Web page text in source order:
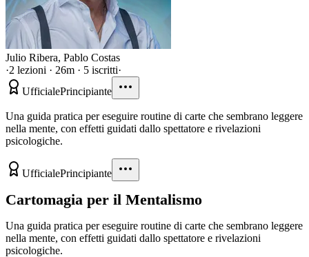
Julio Ribera, Pablo Costas
·2 lezioni · 26m · 5 iscritti·
UfficialePrincipiante
Una guida pratica per eseguire routine di carte che sembrano leggere
nella mente, con effetti guidati dallo spettatore e rivelazioni
psicologiche.
UfficialePrincipiante
Cartomagia per il Mentalismo
Una guida pratica per eseguire routine di carte che sembrano leggere
nella mente, con effetti guidati dallo spettatore e rivelazioni
psicologiche.